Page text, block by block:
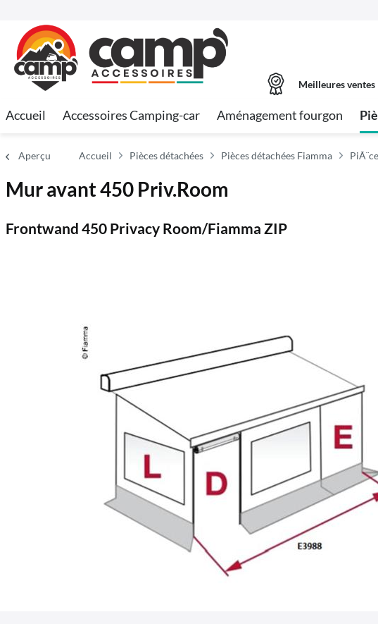
Meilleures ventes
Accueil Accessoires Camping-car Aménagement fourgon
Aperçu Accueil Pièces détachées Pièces détachées Fiamma
Mur avant 450 Priv.Room
Frontwand 450 Privacy Room/Fiamma ZIP